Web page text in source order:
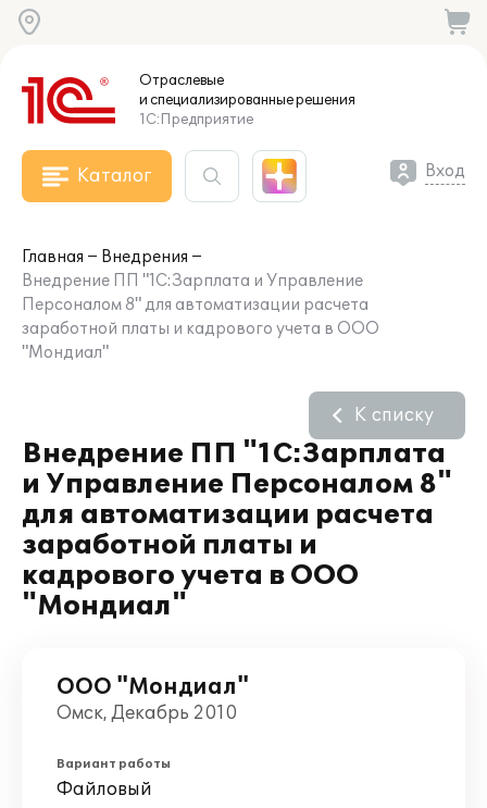
Отраслевые
и специализированныерешения
1С:Предприятие
Каталог Вход
Главная
Внедрения
Внедрение ПП "1С:Зарплата и Управление
Персоналом 8" для автоматизации расчета
заработной платы и кадрового учета в ООО
"Мондиал"
Внедрение ПП "1С:Зарплата
и Управление Персоналом 8"
для автоматизации расчета
заработной платы и
кадрового учета в ООО
"Мондиал"
К списку
ООО "Мондиал"
Омск, Декабрь 2010
Вариант работы
Файловый